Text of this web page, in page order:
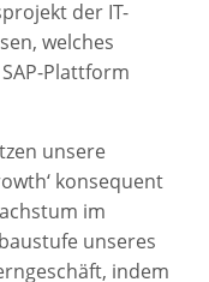
der IT-
welches
Plattform
unsere
konsequent
im
unseres
indem